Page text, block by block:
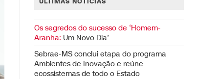
Os segredos do sucesso de ‘Homem-
Aranha: Um Novo Dia’
Sebrae-MS conclui etapa do programa
Ambientes de Inovação e reúne
ecossistemas de todo o Estado